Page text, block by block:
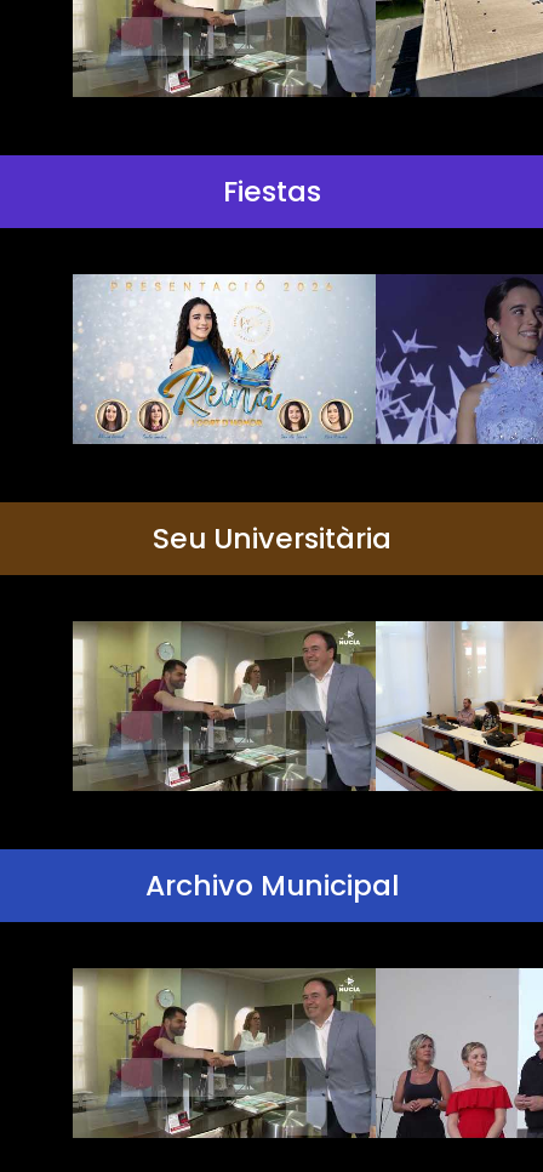
Fiestas
Seu Universitària
Archivo Municipal